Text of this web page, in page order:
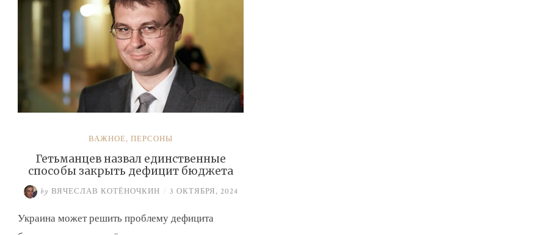
ВАЖНОЕ, ПЕРСОНЫ
Гетьманцев назвал единственные
способы закрыть дефицит бюджета
by ВЯЧЕСЛАВ КОТЁНОЧКИН / 3 ОКТЯБРЯ, 2024
Украина может решить проблему дефицита